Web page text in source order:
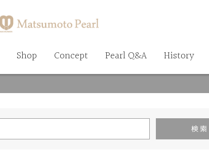
Shop Concept Pearl Q&A History